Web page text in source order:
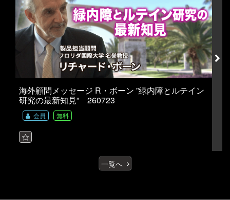
海外顧問メッセージ R・ボーン ”緑内障とルテイン
研究の最新知見” 260723
会員 無料
一覧へ